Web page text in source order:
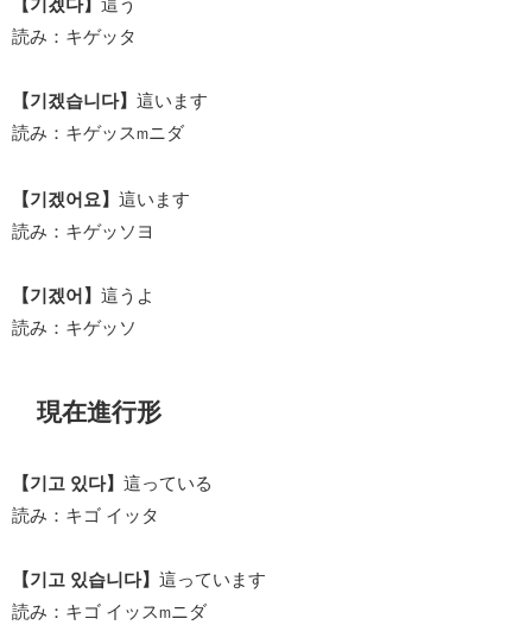
【기겠다】 這う
読み：キゲッタ
【기겠습니다】 這います
読み：キゲッス m ニダ
【기겠어요】 這います
読み：キゲッソヨ
【기겠어】 這うよ
読み：キゲッソ
現在進行形
【기고 있다】 這っている
読み：キゴ イッタ
【기고 있습니다】 這っています
読み：キゴ イッスmニダ